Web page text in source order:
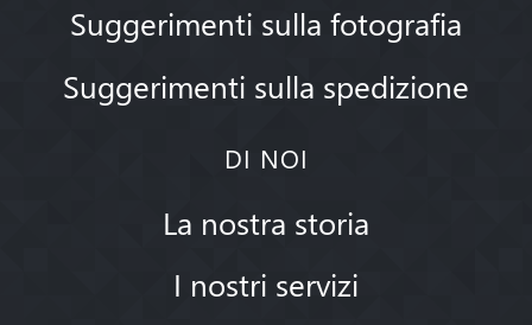
Suggerimenti sulla fotografia
Suggerimenti sulla spedizione
DI NOI
La nostra storia
I nostri servizi